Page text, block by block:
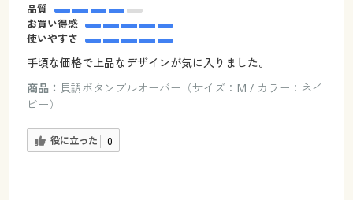
品質
お買い得感
使いやすさ
手頃な価格で上品なデザインが気に入りました。
商品： 貝調ボタンプルオーバー（サイズ：M / カラー：ネイ
ビー）
役に立った 0